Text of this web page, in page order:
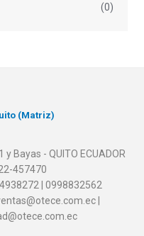
(0)
(Matriz)
Bayas - QUITO ECUADOR
457470
| 0998832562
|